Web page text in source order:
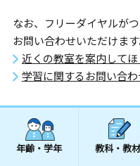
なお、フリーダイヤルが
お問い合わせいただけます
近くの教室を案内して
学習に関するお問い合わ
年齢・学年 教科・教材